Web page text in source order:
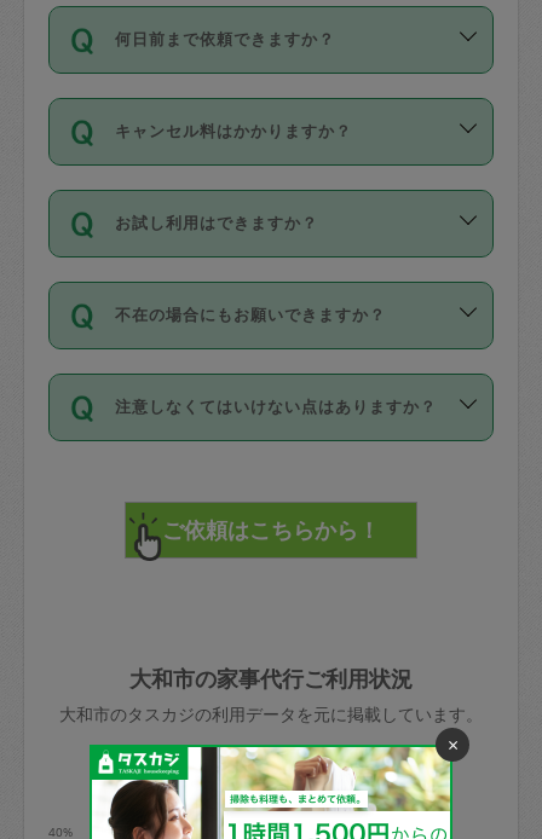
時間も被らない場合、損害保険の対象外
社員など様々なバックグラウンドの方が
登録しています。
日本語も話せる方など様々です。
ールに記載していますので、各自の得意
を依頼してください。
確認しています。タスカジさんトレーニ
ング動画を使ったセルフトレーニングの
現場トライアルを受け、合格したタスカ
ジさんが活動されています。
※テストセンターの講評は１件目のレビュ
参考
【詳細】タスカジさんの登録に際
依頼者とタスカジさんとの間でタスカジ
を通して成立した作業時間内での作業に
適用されます。作業範囲は、掃除、洗
です。作業中に物を壊したり、人にけが
をさせたりした場合が対象で、補償金額
す。
写真を撮り、
詳細FAQ：
損害賠償保険について教えて
何日前まで依頼できますか？
ご依頼は、現在を起点に3日後（72時間
以降）の日時から受付可能となっていま
す。
タスカジさんへ「募集」をかけることが
可能です。
キャンセル料はかかりますか？
キャンセル料には、以下の2種類がありま
す。
1. 直前キャンセル（定期、スポット契約
共通）
72時間を超える※と、以下のキャンセル
料が発生します。
直前キャンセル料：
72時間前〜24時間前＝依頼料金の50%
依頼者不在による当日キャンセル＝依頼
金額の100%＋交通費全額
※例：依頼日時／土曜日午前9時開始の場
合、水曜日午前9時以降はキャンセル料が
発生
お試し利用はできますか？
「お試し利用」というメニューはありま
せんが、「一回のみ」依頼を活用するこ
とによって、気に入ったタスカジさんを
まず、条件の合う気になるタスカジさ
みてください。
その後、一番気に入ったタスカジさんに
不在の場合にもお願いできますか？
不在の場合の作業はタスカジさんの同意
が必要です。数回の依頼ののち、タスカ
ジさんと依頼者の間で十分な信頼関係が
てください。
不在時に部屋に入るためにタスカジさん
きた場合は損害保険の対象外となるので
ご注意ください。
注意しなくてはいけない点はありますか？
で、必ず鍵のかかるロッカーや金庫に入
れて依頼者の責任の元管理するよう心掛
けてください。
玉、など
あわせてこちらも参照ください：初めて
利用します。注意しなくてはいけない点
はありますか？
大和市の家事代行ご利用状況
大和市のタスカジの利用データを元に掲載しています。
利用の多い曜日は？
40%
×